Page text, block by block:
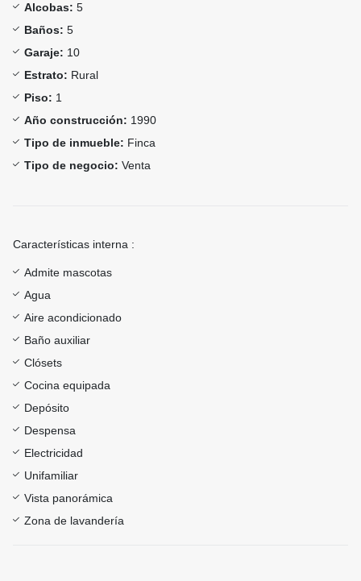
Alcobas: 5
Baños: 5
Garaje: 10
Estrato: Rural
Piso: 1
Año construcción: 1990
Tipo de inmueble: Finca
Tipo de negocio: Venta
Características interna :
Admite mascotas
Agua
Aire acondicionado
Baño auxiliar
Clósets
Cocina equipada
Depósito
Despensa
Electricidad
Unifamiliar
Vista panorámica
Zona de lavandería